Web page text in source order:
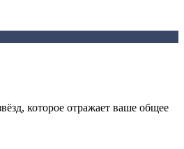
которое отражает ваше общее